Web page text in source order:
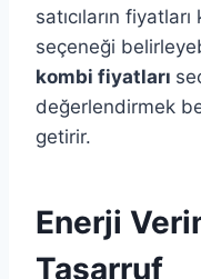
satıcıların
seçeneği
kombi fiyatları
değerlendirmek
getirir.
Enerji
Tasarruf